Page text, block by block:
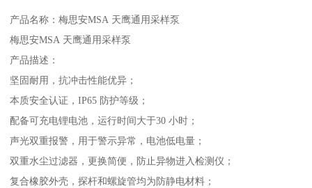
产品名称：梅思安MSA 天鹰通用采样泵
梅思安MSA 天鹰通用采样泵
产品描述：
坚固耐用，抗冲击性能优异；
本质安全认证，IP65 防护等级；
配备可充电锂电池，运行时间大于30 小时；
声光双重报警，用于警示异常，电池低电量；
双重水尘过滤器，更换简便，防止异物进入检测仪；
复合橡胶外壳，探杆和螺旋管均为防静电材料；